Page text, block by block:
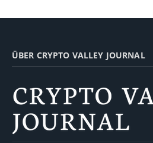
ÜBER CRYPTO VALLEY JOURNAL